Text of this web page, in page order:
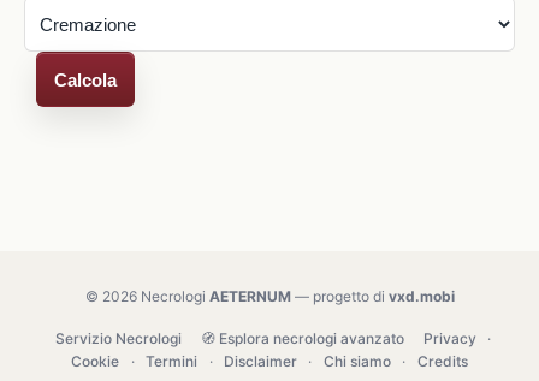
Calcola
© 2026 Necrologi AETERNUM— progetto di vxd.mobi
Servizio Necrologi 🧭 Esplora necrologi avanzato Privacy
·
Cookie
· Termini · Disclaimer · Chi siamo · Credits